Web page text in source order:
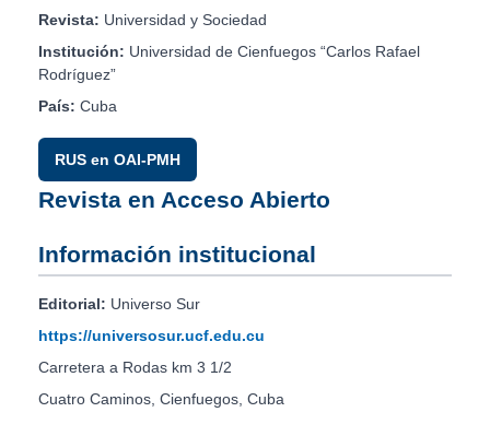
Revista: Universidad y Sociedad
Institución: Universidad de Cienfuegos “Carlos Rafael
Rodríguez”
País: Cuba
RUS en OAI-PMH
Revista en Acceso Abierto
Información institucional
Editorial: Universo Sur
https://universosur.ucf.edu.cu
Carretera a Rodas km 3 1/2
Cuatro Caminos, Cienfuegos, Cuba